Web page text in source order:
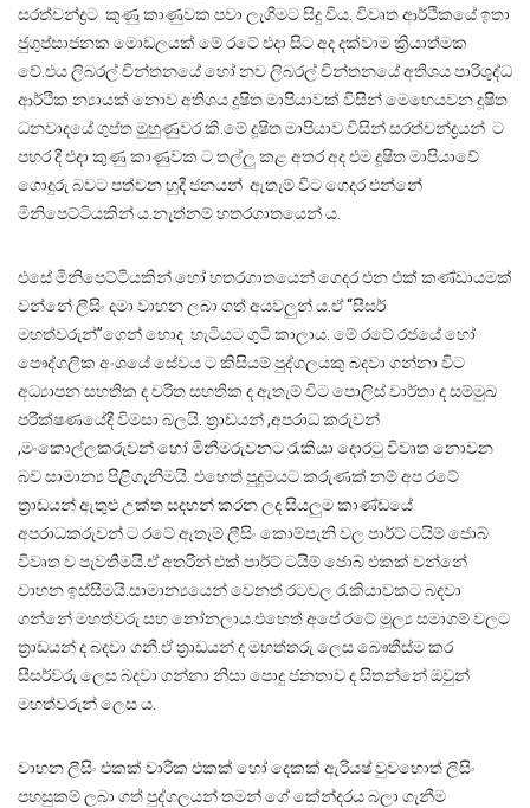
සරත්චන්ද්‍රට කුණු කාණුවක පවා ලැගීමට සිදු විය. විවෘත ආර්ථිකයේ ඉතා
ජුගුප්සාජනක මොඩලයක් මේ රටේ එදා සිට අද දක්වාම ක්‍රියාත්මක
වේ.එය ලිබරල් චින්තනයේ හෝ නව ලිබරල් චින්තනයේ අතිශය පාරිශුද්ධ
ආර්ථික න්‍යායක් නොව අතිශය දූෂිත මාපියාවක් විසින් මෙහෙයවන දූෂිත
ධනවාදයේ ගුප්ත මුහුණුවර කි.මේ දූෂිත මාපියාව විසින් සරත්චන්ද්‍රයන් ට
පහර දී එදා කුණු කාණුවක ට තල්ලු කළ අතර අද එම දූෂිත මාපියාවේ
ගොදුරු බවට පත්වන හුදී ජනයන් ඇතැම් විට ගෙදර එන්නේ
මිනිපෙට්ටියකින් ය.නැත්නම් හතරගාතයෙන් ය.
එසේ මිනිපෙට්ටියකින් හෝ හතරගාතයෙන් ගෙදර එන එක් කණ්ඩායමක්
වන්නේ ලීසිං දමා වාහන ලබා ගත් අයවලුන් ය.ඒ “සීසර්
මහත්වරුන්”ගෙන් හොද හැටියට ගුටි කාලාය. මේ රටේ රජයේ හෝ
පෞද්ගලික අංශයේ සේවය ට කිසියම් පුද්ගලයකු බදවා ගන්නා විට
අධ්‍යාපන සහතික ද චරිත සහතික ද ඇතැම් විට පොලිස් වාර්තා ද සම්මුඛ
පරීක්ෂණයේදී විමසා බලයි. ත්‍රාඩයන් ,අපරාධ කරුවන්
,මංකොල්ලකරුවන් හෝ මිනීමරුවනට රැකියා දොරටු විවෘත නොවන
බව සාමාන්‍ය පිළිගැනීමයි. එහෙත් පුදුමයට කරුණක් නම් අප රටේ
ත්‍රාඩයන් ඇතුළු උක්ත සදහන් කරන ලද සියලුම කාණ්ඩයේ
අපරාධකරුවන් ට රටේ ඇතැම් ලීසිං කොම්පැනි වල පාර්ට් ටයිම් ජොබ්
විවෘත ව පැවතීමයි.ඒ අතරින් එක් පාර්ට් ටයිම් ජොබ් එකක් වන්නේ
වාහන ඉස්සීමයි.සාමාන්‍යයෙන් වෙනත් රටවල රැකියාවකට බදවා
ගන්නේ මහත්වරු සහ නෝනලාය.එහෙත් අපේ රටේ මූල්‍ය සමාගම් වලට
ත්‍රාඩයන් ද බදවා ගනී.ඒ ත්‍රාඩයන් ද මහත්තරු ලෙස බෞතීස්ම කර
සීසර්වරු ලෙස බදවා ගන්නා නිසා පොදු ජනතාව ද සිතන්නේ ඔවුන්
මහත්වරුන් ලෙස ය.
වාහන ලීසිං එකක් වාරික එකක් හෝ දෙකක් ඇරියෂ් වුවහොත් ලීසිං
පහසුකම් ලබා ගත් පුද්ගලයන් තමන් ගේ කේන්දරය බලා ගැනීම